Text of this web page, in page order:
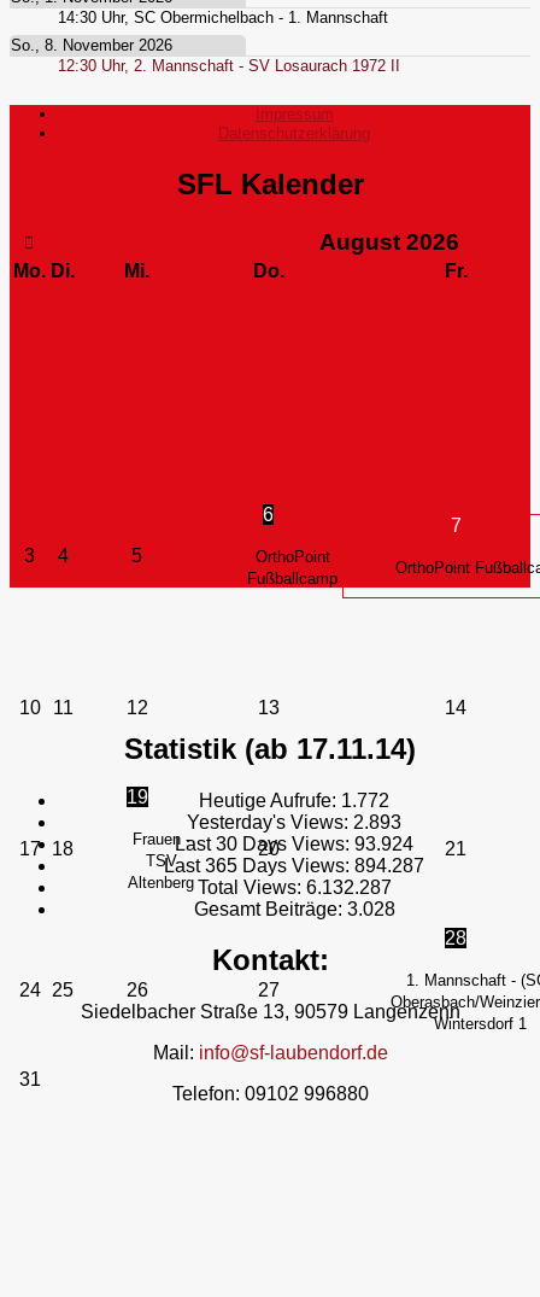
14:30 Uhr, SC Obermichelbach - 1. Mannschaft
So., 8. November 2026
12:30 Uhr, 2. Mannschaft - SV Losaurach 1972 II
Impressum
Datenschutzerklärung
SFL Kalender
August 2026
Mo. Di. Mi. Do. Fr.
3 4 5
6
OrthoPoint
Fußballcamp
7
OrthoPoint
10 11 12 13 14
17 18
19
Frauen -
TSV
Altenberg
20 21
24 25 26 27
28
1. Mannschaft -
Oberasbach/
Wintersdorf 1
31
Statistik (ab 17.11.14)
Heutige Aufrufe: 1.772
Yesterday's Views: 2.893
Last 30 Days Views: 93.924
Last 365 Days Views: 894.287
Total Views: 6.132.287
Gesamt Beiträge: 3.028
Kontakt:
Siedelbacher Straße 13, 90579 Langenzenn
Mail: info@sf-laubendorf.de
Telefon: 09102 996880